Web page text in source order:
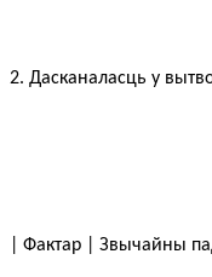
2. Дасканаласць у
| Фактар ​​| Звычайны